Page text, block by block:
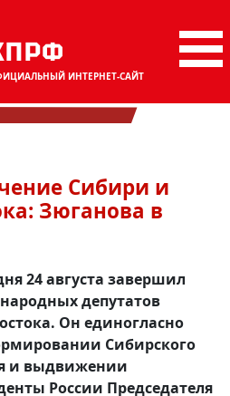
ИНТЕРНЕТ-САЙТ
Сибири и
Зюганова в
24 августа завершил
депутатов
Он единогласно
Сибирского
и выдвижении
России Председателя